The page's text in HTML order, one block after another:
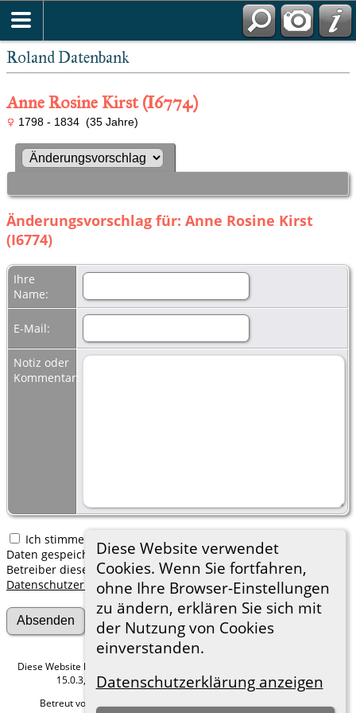
Roland Datenbank
Diese Website verwendet
Cookies. Wenn Sie fortfahren,
ohne Ihre Browser-Einstellungen
zu ändern, erklären Sie sich mit
der Nutzung von Cookies
einverstanden.
Datenschutzerklärung anzeigen
Anne Rosine Kirst (I6774)
1798 - 1834 (35 Jahre)
Änderungsvorschlag für: Anne Rosine Kirst
(I6774)
Ihre
Name:
E-Mail:
Notiz oder
Kommentar:
Ich stimme zu, dass meine hier erfassten persönlichen
Daten gespeichert werden. Ich verstehe, dass ich jederzeit den
Betreiber dieser Website bitten kann, diese Daten zu löschen.
Datenschutzerklärung
Diese Website läuft mit
15.0.3, programmiert von Darrin Lythgoe © 2001-2026.
Betreut von